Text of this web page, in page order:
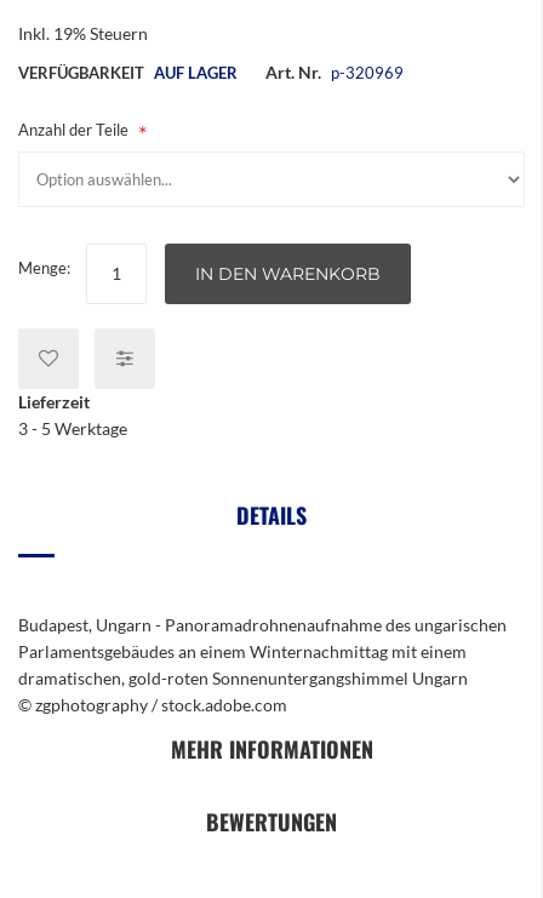
Inkl. 19% Steuern
VERFÜGBARKEIT AUF LAGER Art. Nr. p-320969
Anzahl der Teile
Menge: IN DEN WARENKORB
Lieferzeit
3 - 5 Werktage
DETAILS
Budapest, Ungarn - Panoramadrohnenaufnahme des ungarischen
Parlamentsgebäudes an einem Winternachmittag mit einem
dramatischen, gold-roten Sonnenuntergangshimmel Ungarn
© zgphotography / stock.adobe.com
MEHR INFORMATIONEN
BEWERTUNGEN